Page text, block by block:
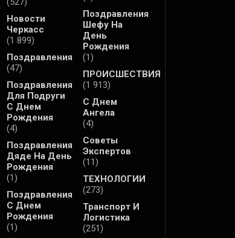
Новости
Черкасс
(1 899)
Поздравления
(47)
Поздравления
Для Подруги
С Днем
Рождения
(4)
Поздравления
Дяде На День
Рождения
(1)
Поздравления
С Днем
Рождения
(1)
Поздравления
Шефу На
День
Рождения
(1)
ПРОИСШЕСТВИЯ
(1 913)
С Днем
Ангела
(4)
Советы
Экспертов
(11)
ТЕХНОЛОГИИ
(273)
Транспорт И
Логистика
(251)